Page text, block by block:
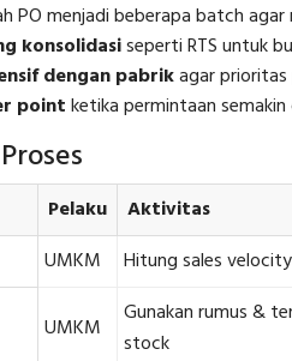
PO menjadi beberapa batch agar
konsolidasiseperti RTS untuk
dengan pabrikagar
pointketika permintaan
Pelaku Aktivitas
UMKM Hitung sales
UMKM
Gunakan rumus &
stock